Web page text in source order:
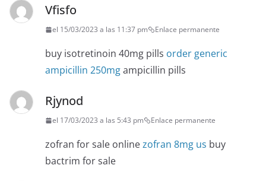
Vfisfo
el 15/03/2023 a las 11:37 pm Enlace permanente
buy isotretinoin 40mg pills order generic
ampicillin 250mgampicillin pills
Rjynod
el 17/03/2023 a las 5:43 pm Enlace permanente
zofran for sale onlinezofran 8mg us buy
bactrim for sale